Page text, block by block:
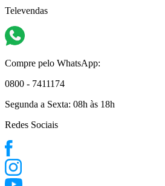
Televendas
Compre pelo WhatsApp:
0800 - 7411174
Segunda a Sexta: 08h às 18h
Redes Sociais